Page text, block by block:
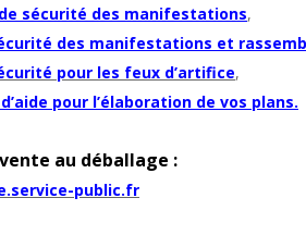
sécurité des manifestations,
des manifestations et
pour les feux d’artifice,
pour l’élaboration de vos plans.
au déballage :
public.fr